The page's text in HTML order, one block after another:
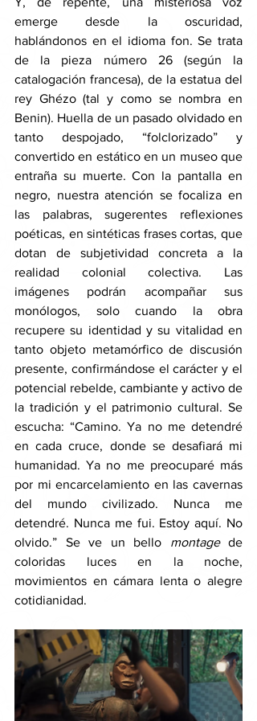
emerge desde la oscuridad,
hablándonos en el idioma fon. Se trata
de la pieza número 26 (según la
catalogación francesa), de la estatua del
rey Ghézo (tal y como se nombra en
Benin). Huella de un pasado olvidado en
tanto despojado, “folclorizado” y
convertido en estático en un museo que
entraña su muerte. Con la pantalla en
negro, nuestra atención se focaliza en
las palabras, sugerentes reflexiones
poéticas, en sintéticas frases cortas, que
dotan de subjetividad concreta a la
realidad colonial colectiva. Las
imágenes podrán acompañar sus
monólogos, solo cuando la obra
recupere su identidad y su vitalidad en
tanto objeto metamórfico de discusión
presente, confirmándose el carácter y el
potencial rebelde, cambiante y activo de
la tradición y el patrimonio cultural. Se
escucha: “Camino. Ya no me detendré
en cada cruce, donde se desafiará mi
humanidad. Ya no me preocuparé más
por mi encarcelamiento en las cavernas
del mundo civilizado. Nunca me
detendré. Nunca me fui. Estoy aquí. No
olvido.” Se ve un bello montage de
coloridas luces en la noche,
movimientos en cámara lenta o alegre
cotidianidad.